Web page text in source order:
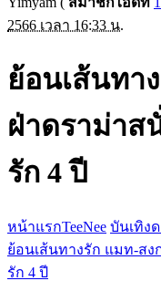
2566 เวลา 16:33 น.
ย้อนเส้นทา
ฝ่าดราม่าส
รัก 4 ปี
หน้าแรกTeeNee บันเทิง
ย้อนเส้นทางรัก แมท-ส
รัก 4 ปี